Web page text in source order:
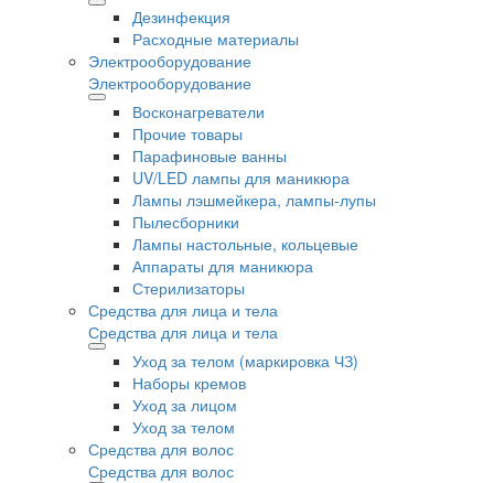
Дезинфекция
Расходные материалы
Электрооборудование
Электрооборудование
Восконагреватели
Прочие товары
Парафиновые ванны
UV/LED лампы для маникюра
Лампы лэшмейкера, лампы-лупы
Пылесборники
Лампы настольные, кольцевые
Аппараты для маникюра
Стерилизаторы
Средства для лица и тела
Средства для лица и тела
Уход за телом (маркировка ЧЗ)
Наборы кремов
Уход за лицом
Уход за телом
Средства для волос
Средства для волос